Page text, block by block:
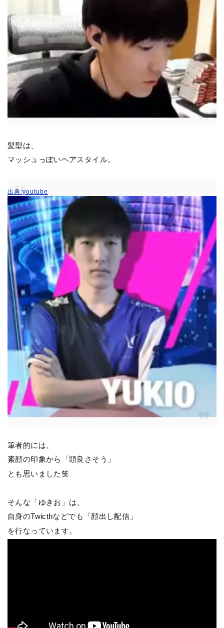
髪型は、
マッシュっぽいヘアスタイル。
出典:youtube
筆者的には、
素顔の印象から「頭良さそう」
とも思いました笑
そんな「ゆきお」は、
自身のTwicthなどでも「顔出し配信」
を行なっています。